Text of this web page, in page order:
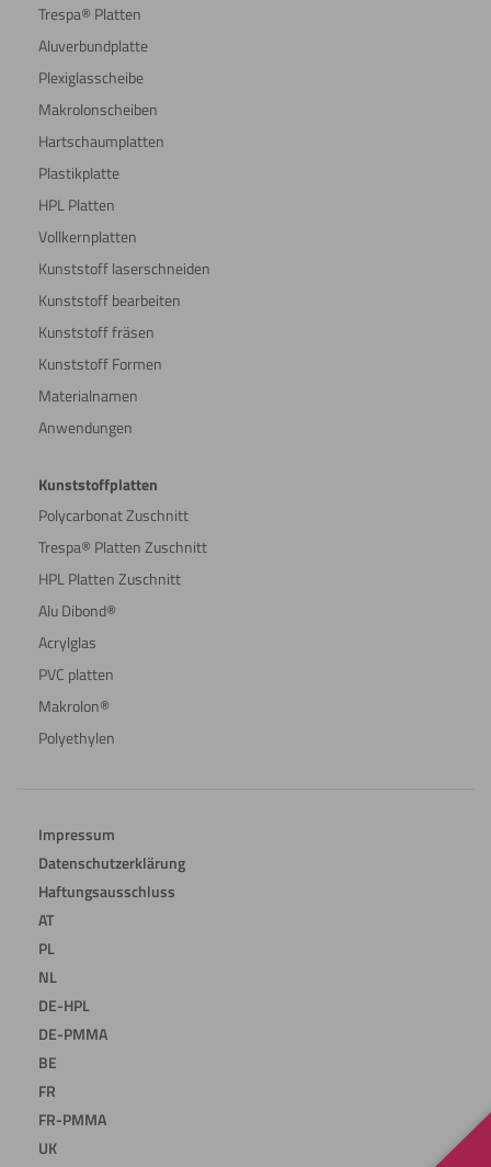
Trespa® Platten
Aluverbundplatte
Plexiglasscheibe
Makrolonscheiben
Hartschaumplatten
Plastikplatte
HPL Platten
Vollkernplatten
Kunststoff laserschneiden
Kunststoff bearbeiten
Kunststoff fräsen
Kunststoff Formen
Materialnamen
Anwendungen
Kunststoffplatten
Polycarbonat Zuschnitt
Trespa® Platten Zuschnitt
HPL Platten Zuschnitt
Alu Dibond®
Acrylglas
PVC platten
Makrolon®
Polyethylen
Impressum
Datenschutzerklärung
Haftungsausschluss
AT
PL
NL
DE-HPL
DE-PMMA
BE
FR
FR-PMMA
UK